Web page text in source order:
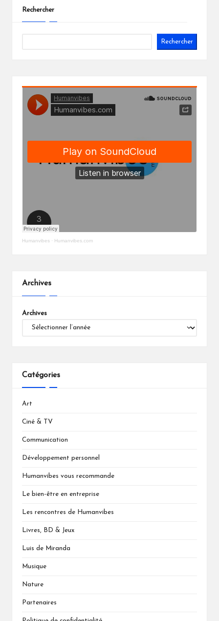
Rechercher
Rechercher
Humanvibes · Humanvibes.com
Archives
Archives
Catégories
Art
Ciné & TV
Communication
Développement personnel
Humanvibes vous recommande
Le bien-être en entreprise
Les rencontres de Humanvibes
Livres, BD & Jeux
Luis de Miranda
Musique
Nature
Partenaires